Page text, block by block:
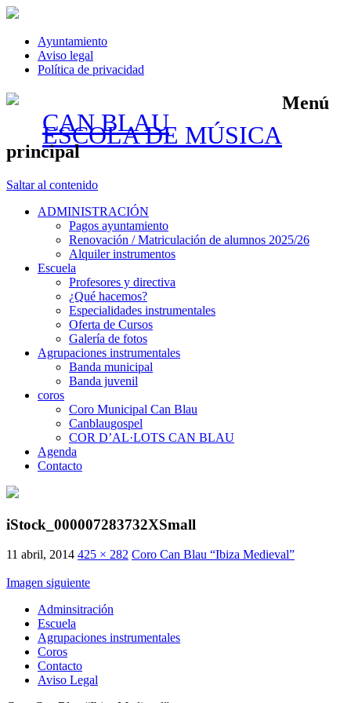
Ayuntamiento
Aviso legal
Política de privacidad
CAN BLAU
ESCOLA DE MÚSICA
Menú
principal
Saltar al contenido
ADMINISTRACIÓN
Pagos ayuntamiento
Renovación / Matriculación de alumnos 2025/26
Alquiler instrumentos
Escuela
Profesores y directiva
¿Qué hacemos?
Especialidades instrumentales
Oferta de Cursos
Galería de fotos
Agrupaciones instrumentales
Banda municipal
Banda juvenil
coros
Coro Municipal Can Blau
Canblaugospel
COR D’AL·LOTS CAN BLAU
Agenda
Contacto
iStock_000007283732XSmall
11 abril, 2014 425 × 282 Coro Can Blau “Ibiza Medieval”
Imagen siguiente
Adminsitración
Escuela
Agrupaciones instrumentales
Coros
Contacto
Aviso Legal